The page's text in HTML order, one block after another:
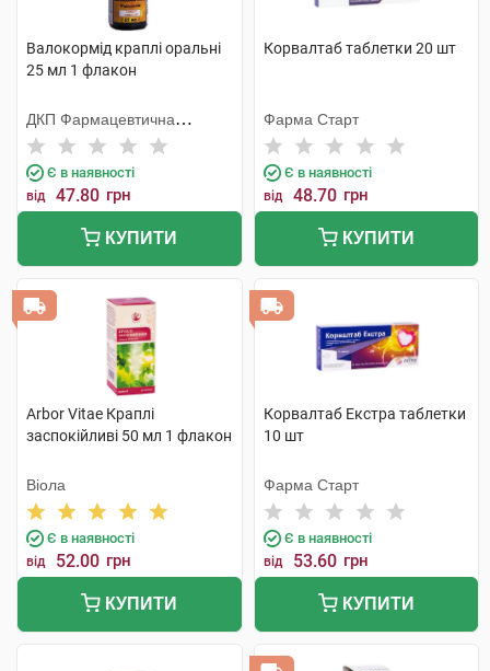
Валокормід краплі оральні
25 мл 1 флакон
ДКП Фармацевтична
фабрика
Є в наявності
від 47.80 грн
КУПИТИ
Корвалтаб таблетки 20 шт
Фарма Старт
Є в наявності
від 48.70 грн
КУПИТИ
Arbor Vitae Краплі
заспокійливі 50 мл 1 флакон
Віола
Є в наявності
від 52.00 грн
КУПИТИ
Корвалтаб Екстра таблетки
10 шт
Фарма Старт
Є в наявності
від 53.60 грн
КУПИТИ